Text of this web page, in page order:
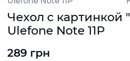
Чехол с картинкой
Ulefone Note 11P
289 грн